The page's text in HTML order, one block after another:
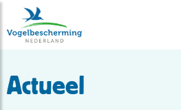
Actueel